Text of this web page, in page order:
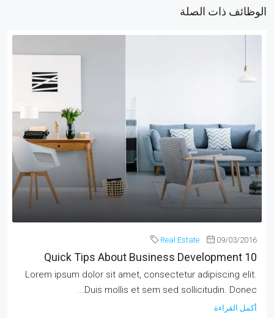
الوظائف ذات الصلة
09/03/2016
Real Estate
10 Quick Tips About Business Development
Lorem ipsum dolor sit amet, consectetur adipiscing elit.
Duis mollis et sem sed sollicitudin. Donec...
أكمل القراءة